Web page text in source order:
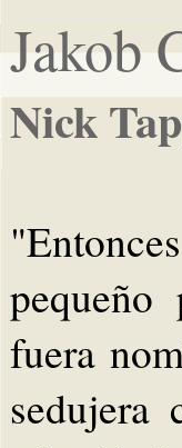
Jakob
Nick
fuera